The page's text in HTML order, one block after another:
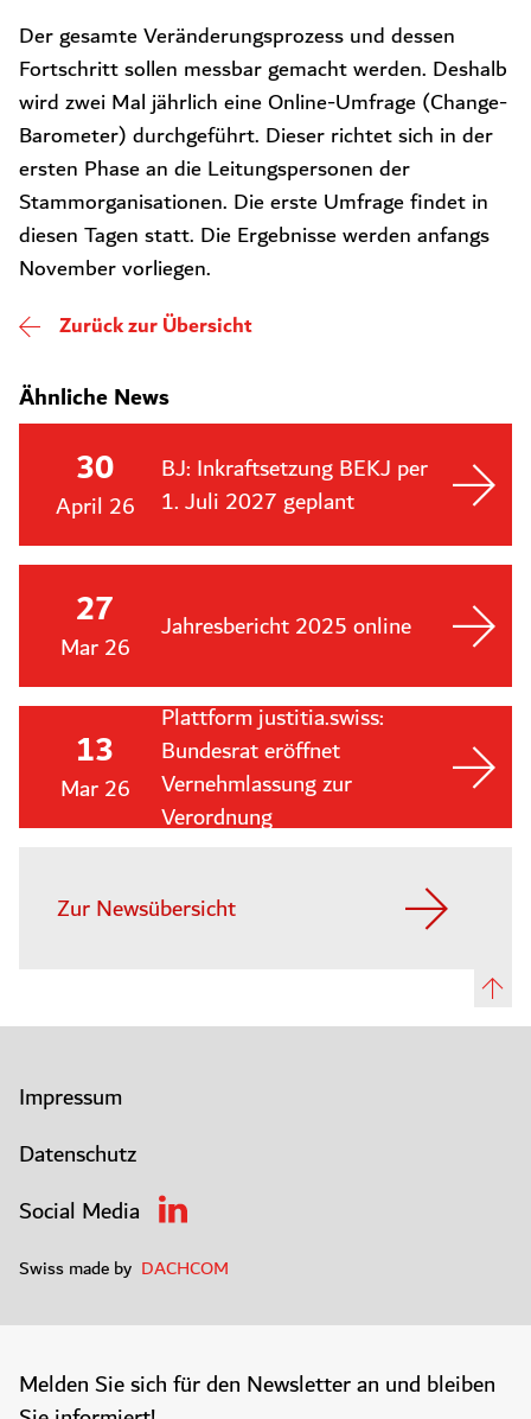
Der gesamte Veränderungsprozess und dessen
Fortschritt sollen messbar gemacht werden. Deshalb
wird zwei Mal jährlich eine Online-Umfrage (Change-
Barometer) durchgeführt. Dieser richtet sich in der
ersten Phase an die Leitungspersonen der
Stammorganisationen. Die erste Umfrage findet in
diesen Tagen statt. Die Ergebnisse werden anfangs
November vorliegen.
Zurück zur Übersicht
Ähnliche News
30
April 26
BJ: Inkraftsetzung BEKJ per
1. Juli 2027 geplant
27
Mar 26
Jahresbericht 2025 online
13
Mar 26
Plattform justitia.swiss:
Bundesrat eröffnet
Vernehmlassung zur
Verordnung
Zur Newsübersicht
Impressum
Datenschutz
Social Media
Swiss made by DACHCOM
Melden Sie sich für den Newsletter an und bleiben